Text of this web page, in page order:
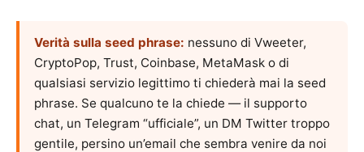
Verità sulla seed phrase: nessuno di Vweeter,
CryptoPop, Trust, Coinbase, MetaMask o di
qualsiasi servizio legittimo ti chiederà mai la seed
phrase. Se qualcuno te la chiede — il supporto
chat, un Telegram “ufficiale”, un DM Twitter troppo
gentile, persino un’email che sembra venire da noi